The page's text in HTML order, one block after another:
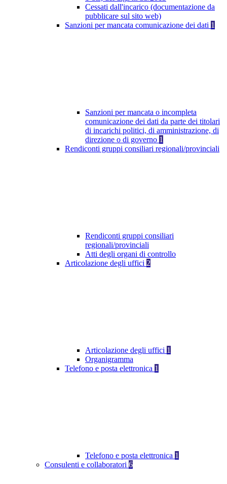
Cessati dall'incarico (documentazione da
pubblicare sul sito web)
Sanzioni per mancata comunicazione dei dati 1
Sanzioni per mancata o incompleta
comunicazione dei dati da parte dei titolari
di incarichi politici, di amministrazione, di
direzione o di governo 1
Rendiconti gruppi consiliari regionali/provinciali
Rendiconti gruppi consiliari
regionali/provinciali
Atti degli organi di controllo
Articolazione degli uffici 2
Articolazione degli uffici 1
Organigramma
Telefono e posta elettronica 1
Telefono e posta elettronica 1
Consulenti e collaboratori 6